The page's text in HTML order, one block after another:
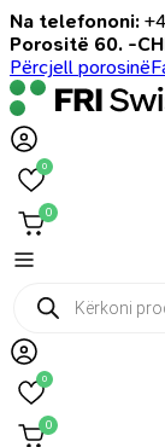
Na telefononi:
Porositë 60. -
Përcjell porosinë
0
0
Products
search
0
0